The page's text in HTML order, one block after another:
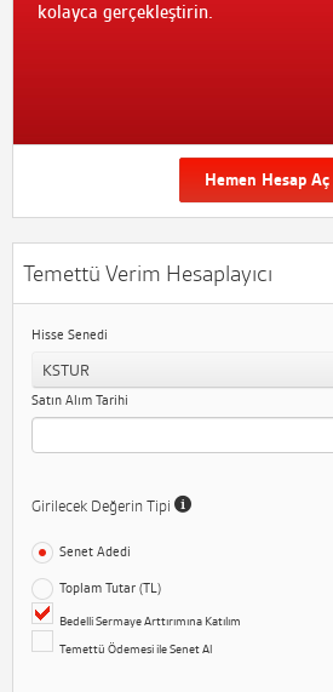
kolayca gerçekleştirin.
Hemen Hesap Aç
Temettü Verim Hesaplayıcı
Hisse Senedi
KSTUR
Satın Alım Tarihi
Girilecek Değerin Tipi
Senet Adedi
Toplam Tutar (TL)
Bedelli Sermaye Arttırımına Katılım
Temettü Ödemesi ile Senet Al